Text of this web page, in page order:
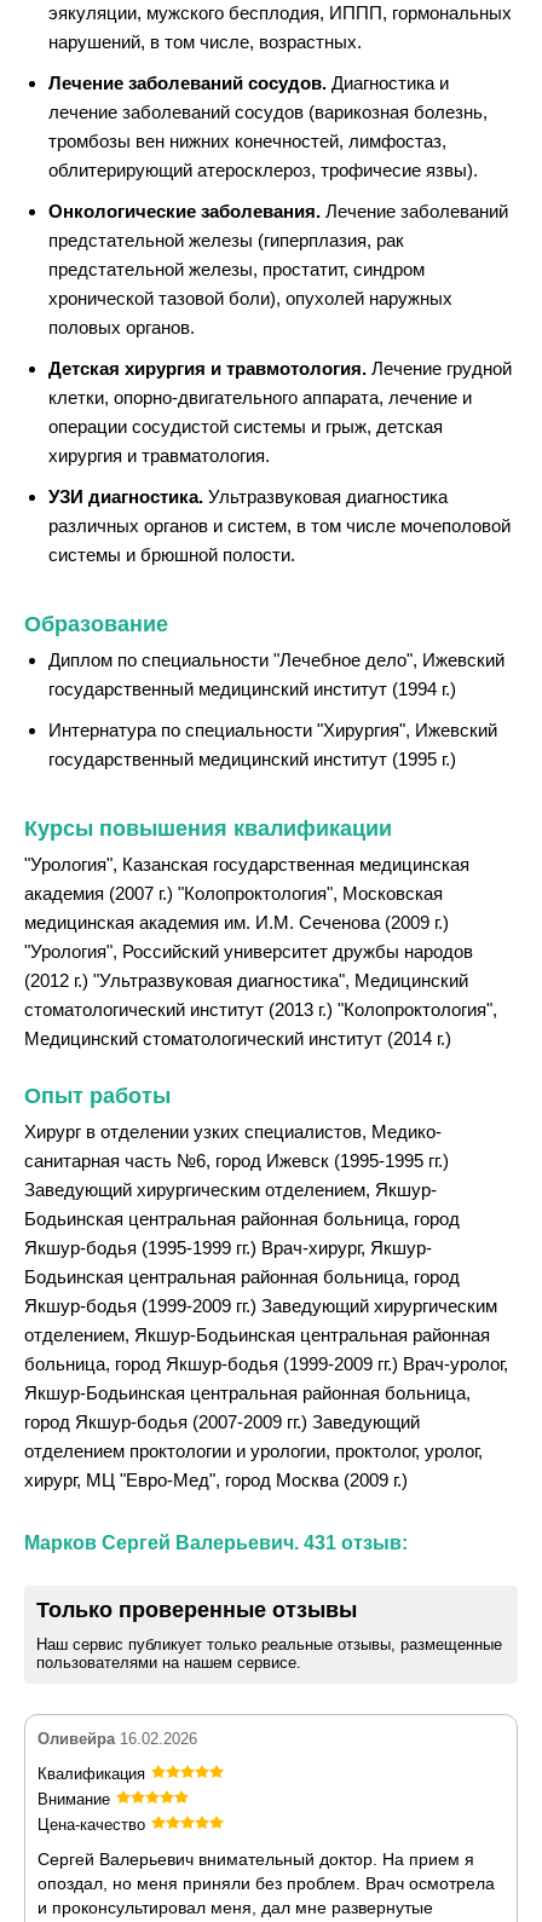
эякуляции, мужского бесплодия, ИППП, гормональных
нарушений, в том числе, возрастных.
Лечение заболеваний сосудов. Диагностика и
лечение заболеваний сосудов (варикозная болезнь,
тромбозы вен нижних конечностей, лимфостаз,
облитерирующий атеросклероз, трофичесие язвы).
Онкологические заболевания. Лечение заболеваний
предстательной железы (гиперплазия, рак
предстательной железы, простатит, синдром
хронической тазовой боли), опухолей наружных
половых органов.
Детская хирургия и травмотология. Лечение грудной
клетки, опорно-двигательного аппарата, лечение и
операции сосудистой системы и грыж, детская
хирургия и травматология.
УЗИ диагностика. Ультразвуковая диагностика
различных органов и систем, в том числе мочеполовой
системы и брюшной полости.
Образование
Диплом по специальности "Лечебное дело", Ижевский
государственный медицинский институт (1994 г.)
Интернатура по специальности "Хирургия", Ижевский
государственный медицинский институт (1995 г.)
Курсы повышения квалификации
"Урология", Казанская государственная медицинская
академия (2007 г.) "Колопроктология", Московская
медицинская академия им. И.М. Сеченова (2009 г.)
"Урология", Российский университет дружбы народов
(2012 г.) "Ультразвуковая диагностика", Медицинский
стоматологический институт (2013 г.) "Колопроктология",
Медицинский стоматологический институт (2014 г.)
Опыт работы
Хирург в отделении узких специалистов, Медико-
санитарная часть №6, город Ижевск (1995-1995 гг.)
Заведующий хирургическим отделением, Якшур-
Бодьинская центральная районная больница, город
Якшур-бодья (1995-1999 гг.) Врач-хирург, Якшур-
Бодьинская центральная районная больница, город
Якшур-бодья (1999-2009 гг.) Заведующий хирургическим
отделением, Якшур-Бодьинская центральная районная
больница, город Якшур-бодья (1999-2009 гг.) Врач-уролог,
Якшур-Бодьинская центральная районная больница,
город Якшур-бодья (2007-2009 гг.) Заведующий
отделением проктологии и урологии, проктолог, уролог,
хирург, МЦ "Евро-Мед", город Москва (2009 г.)
Марков Сергей Валерьевич. 431 отзыв:
Только проверенные отзывы
Наш сервис публикует только реальные отзывы, размещенные
пользователями на нашем сервисе.
Оливейра 16.02.2026
Квалификация
Внимание
Цена-качество
Сергей Валерьевич внимательный доктор. На прием я
опоздал, но меня приняли без проблем. Врач осмотрела
и проконсультировал меня, дал мне развернутые